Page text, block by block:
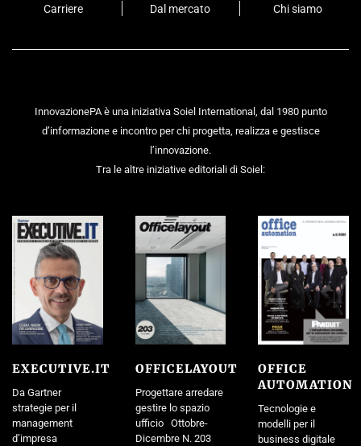
Carriere Dal mercato Chi siamo
InnovazionePA è una iniziativa Soiel International, dal 1980 punto
d’informazione e incontro per chi progetta, realizza e gestisce
l’innovazione.
Tra le altre iniziative editoriali di Soiel:
EXECUTIVE.IT
Da Gartner
strategie per il
management
d’impresa
OFFICELAYOUT
Progettare arredare
gestire lo spazio
ufficio Ottobre-
Dicembre N. 203
OFFICE
AUTOMATION
Tecnologie e
modelli per il
business digitale